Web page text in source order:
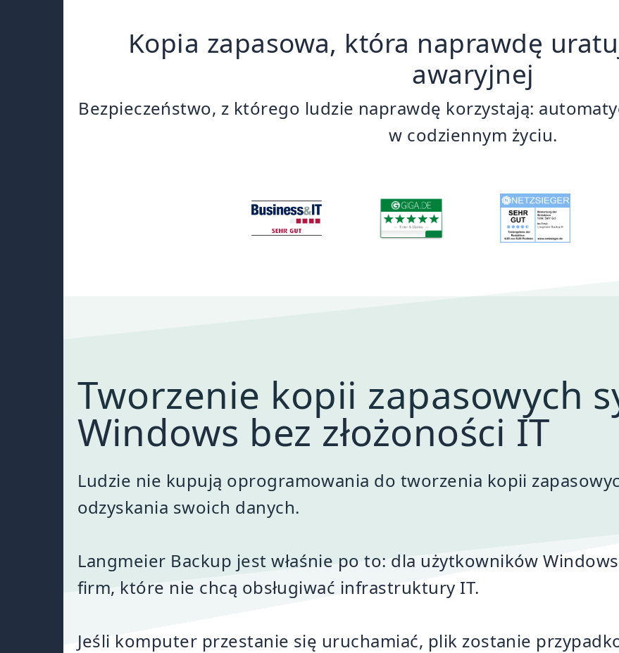
Kopia zapasowa, która naprawdę
awaryjnej
Bezpieczeństwo, z którego ludzie naprawdę korzystają:
w codziennym życiu.
Tworzenie kopii zapasowych
Windows bez złożoności IT
Ludzie nie kupują oprogramowania do tworzenia kopii
odzyskania swoich danych.
Langmeier Backup jest właśnie po to: dla użytkowników
firm, które nie chcą obsługiwać infrastruktury IT.
Jeśli komputer przestanie się uruchamiać, plik zostanie